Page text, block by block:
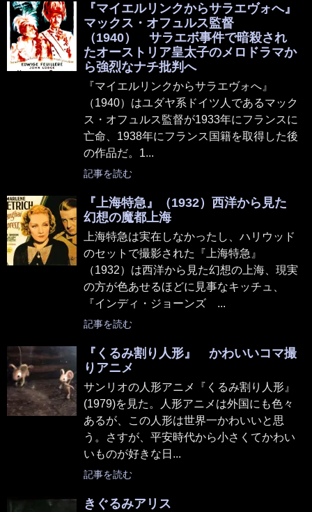
『マイエルリンクからサラエヴォへ』
マックス・オフュルス監督
（1940） サラエボ事件で暗殺され
たオーストリア皇太子のメロドラマか
ら強烈なナチ批判へ
『マイエルリンクからサラエヴォへ』
（1940）はユダヤ系ドイツ人であるマック
ス・オフュルス監督が1933年にフランスに
亡命、1938年にフランス国籍を取得した後
の作品だ。1...
記事を読む
『上海特急』（1932）西洋から見た
幻想の魔都上海
上海特急は実在しなかったし、ハリウッド
のセットで撮影された『上海特急』
（1932）は西洋から見た幻想の上海、現実
の方が色あせるほどに見事なキッチュ、
『インディ・ジョーンズ ...
記事を読む
『くるみ割り人形』 かわいいコマ撮
りアニメ
サンリオの人形アニメ『くるみ割り人形』
(1979)を見た。人形アニメは外国にも色々
あるが、この人形は世界一かわいいと思
う。さすが、平安時代から小さくてかわい
いものが好きな日...
記事を読む
きぐるみアリス